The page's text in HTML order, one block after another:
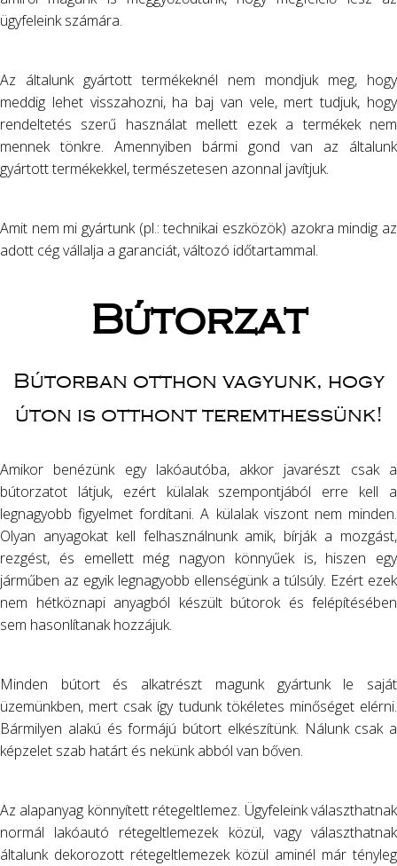
ügyfeleink számára.
Az általunk gyártott termékeknél nem mondjuk meg, hogy
meddig lehet visszahozni, ha baj van vele, mert tudjuk, hogy
rendeltetés szerű használat mellett ezek a termékek nem
mennek tönkre. Amennyiben bármi gond van az általunk
gyártott termékekkel, természetesen azonnal javítjuk.
Amit nem mi gyártunk (pl.: technikai eszközök) azokra mindig az
adott cég vállalja a garanciát, változó időtartammal.
Bútorzat
Bútorban otthon vagyunk, hogy
úton is otthont teremthessünk!
Amikor benézünk egy lakóautóba, akkor javarészt csak a
bútorzatot látjuk, ezért külalak szempontjából erre kell a
legnagyobb figyelmet fordítani. A külalak viszont nem minden.
Olyan anyagokat kell felhasználnunk amik, bírják a mozgást,
rezgést, és emellett még nagyon könnyűek is, hiszen egy
járműben az egyik legnagyobb ellenségünk a túlsúly. Ezért ezek
nem hétköznapi anyagból készült bútorok és felépítésében
sem hasonlítanak hozzájuk.
Minden bútort és alkatrészt magunk gyártunk le saját
üzemünkben, mert csak így tudunk tökéletes minőséget elérni.
Bármilyen alakú és formájú bútort elkészítünk. Nálunk csak a
képzelet szab határt és nekünk abból van bőven.
Az alapanyag könnyített rétegeltlemez. Ügyfeleink választhatnak
normál lakóautó rétegeltlemezek közül, vagy választhatnak
általunk dekorozott rétegeltlemezek közül aminél már tényleg